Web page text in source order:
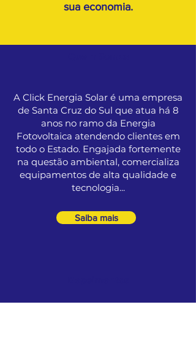
sua economia.
A Click Energia Solar é uma empresa
de Santa Cruz do Sul que atua há 8
anos no ramo da Energia
Fotovoltaica atendendo clientes em
todo o Estado. Engajada fortemente
na questão ambiental, comercializa
equipamentos de alta qualidade e
tecnologia...
Saiba mais